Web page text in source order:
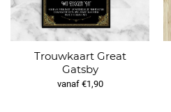
Trouwkaart Great
Gatsby
vanaf €1,90